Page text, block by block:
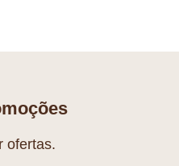
ofertas.